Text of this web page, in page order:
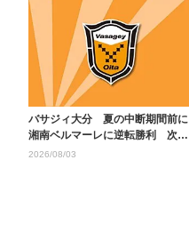
バサジィ大分 夏の中断期間前に
湘南ベルマーレに逆転勝利 次の
試合は9月5日
2026/08/03